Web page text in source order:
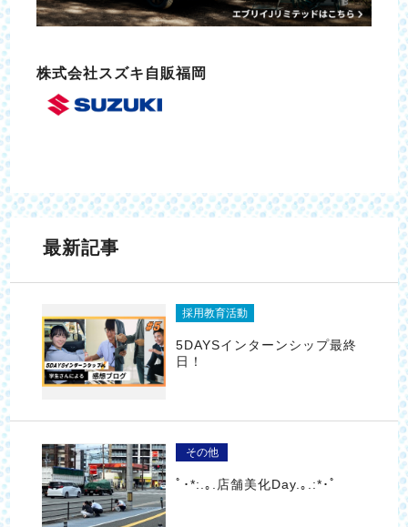
株式会社スズキ自販福岡
最新記事
採用教育活動
5DAYSインターンシップ最終
日！
その他
ﾟ･*:.｡.店舗美化Day.｡.:*･ﾟ